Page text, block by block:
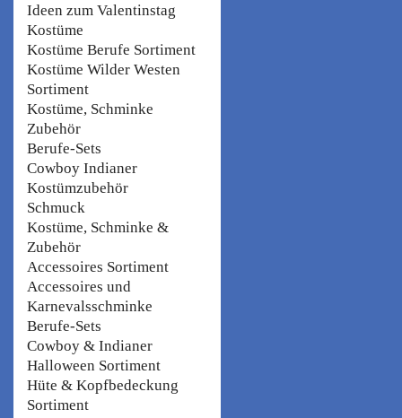
Ideen zum Valentinstag
Kostüme
Kostüme Berufe Sortiment
Kostüme Wilder Westen
Sortiment
Kostüme, Schminke
Zubehör
Berufe-Sets
Cowboy Indianer
Kostümzubehör
Schmuck
Kostüme, Schminke &
Zubehör
Accessoires Sortiment
Accessoires und
Karnevalsschminke
Berufe-Sets
Cowboy & Indianer
Halloween Sortiment
Hüte & Kopfbedeckung
Sortiment